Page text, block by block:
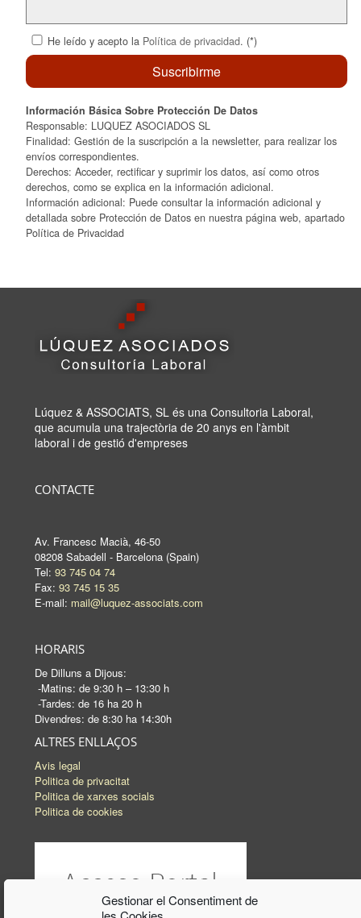
Gestionar el Consentiment de
He leído y acepto la Política de privacidad. (*)
Información Básica Sobre Protección De Datos
Responsable: LUQUEZ ASOCIADOS SL
Finalidad: Gestión de la suscripción a la newsletter, para realizar los
envíos correspondientes.
Derechos: Acceder, rectificar y suprimir los datos, así como otros
derechos, como se explica en la información adicional.
Información adicional: Puede consultar la información adicional y
detallada sobre Protección de Datos en nuestra página web, apartado
Política de Privacidad
Lúquez & ASSOCIATS, SL és una Consultoria Laboral,
que acumula una trajectòria de 20 anys en l'àmbit
laboral i de gestió d'empreses
CONTACTE
Av. Francesc Macià, 46-50
08208 Sabadell - Barcelona (Spain)
Tel: 93 745 04 74
Fax: 93 745 15 35
E-mail: mail@luquez-associats.com
HORARIS
De Dilluns a Dijous:
-Matins: de 9:30 h – 13:30 h
-Tardes: de 16 ha 20 h
Divendres: de 8:30 ha 14:30h
ALTRES ENLLAÇOS
Avis legal
Politica de privacitat
Politica de xarxes socials
Politica de cookies